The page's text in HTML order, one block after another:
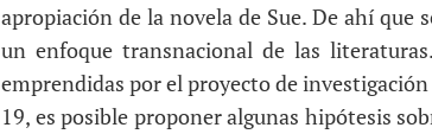
apropiación de la novela de Sue. De ahí que
un enfoque transnacional de las
emprendidas por el proyecto de
19, es posible proponer algunas hipótesis